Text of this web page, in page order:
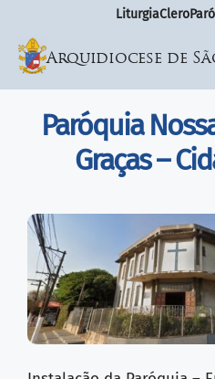
LiturgiaClero
Arquidiocese de
Paróquia
Graças –